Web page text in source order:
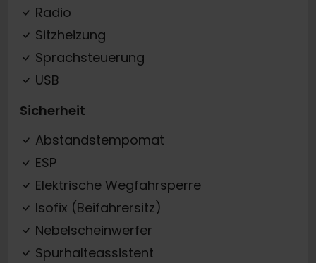
Radio
Sitzheizung
Sprachsteuerung
USB
Sicherheit
Abstandstempomat
ESP
Elektrische Wegfahrsperre
Isofix (Beifahrersitz)
Nebelscheinwerfer
Spurhalteassistent